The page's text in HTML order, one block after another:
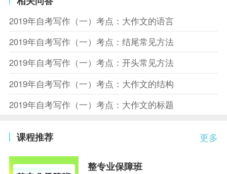
2019年自考写作（一）考点：大作文的语言
2019年自考写作（一）考点：结尾常见方法
2019年自考写作（一）考点：开头常见方法
2019年自考写作（一）考点：大作文的结构
2019年自考写作（一）考点：大作文的标题
更多
课程推荐
整专业保障班